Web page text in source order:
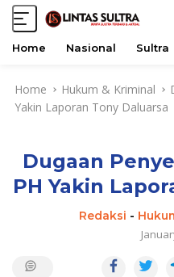
Home Nasional Sultra
Home Hukum & Kriminal
Yakin Laporan Tony Daluarsa
Dugaan
PH Yakin
Redaksi -